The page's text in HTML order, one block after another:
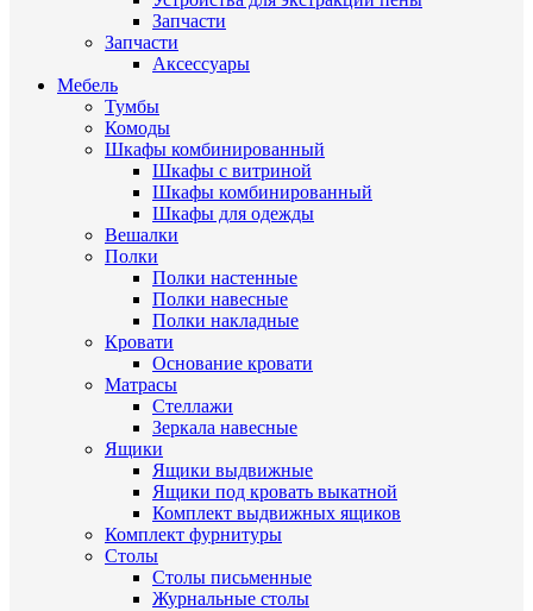
Запчасти
Запчасти
Аксессуары
Мебель
Тумбы
Комоды
Шкафы комбинированный
Шкафы с витриной
Шкафы комбинированный
Шкафы для одежды
Вешалки
Полки
Полки настенные
Полки навесные
Полки накладные
Кровати
Основание кровати
Матрасы
Стеллажи
Зеркала навесные
Ящики
Ящики выдвижные
Ящики под кровать выкатной
Комплект выдвижных ящиков
Комплект фурнитуры
Столы
Столы письменные
Журнальные cтолы